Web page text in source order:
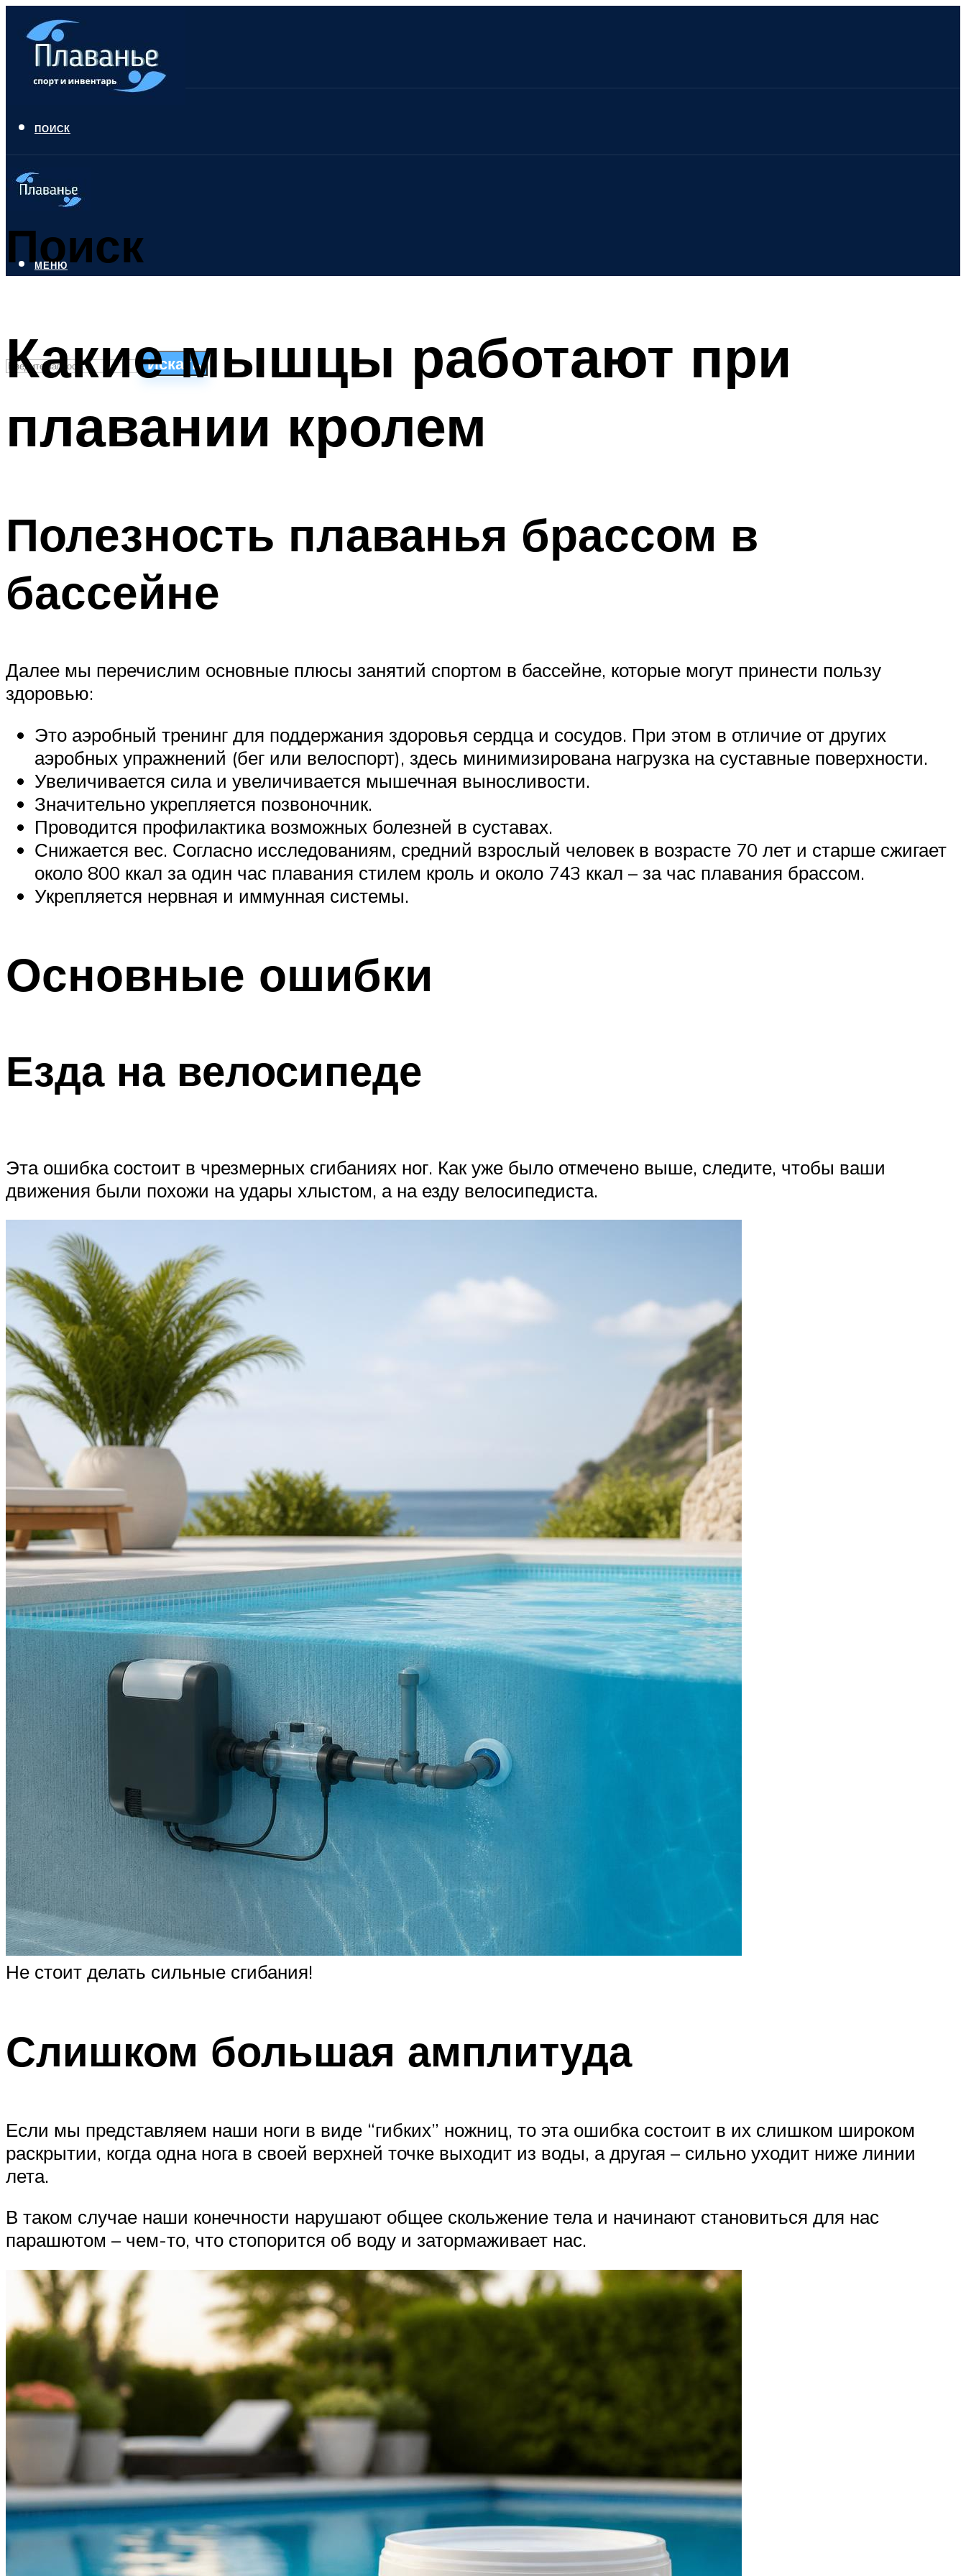
ПОИСК
Поиск
Искать
ПЛАВАНЬЕ ДЛЯ ДЕТЕЙ
ПЛАВАНЬЕ ДЛЯ ПОХУДЕНИЯ
МЕНЮ
МЕНЮ
Какие мышцы работают при
плавании кролем
Полезность плаванья брассом в
бассейне
Далее мы перечислим основные плюсы занятий спортом в бассейне, которые могут принести пользу
здоровью:
Это аэробный тренинг для поддержания здоровья сердца и сосудов. При этом в отличие от других
аэробных упражнений (бег или велоспорт), здесь минимизирована нагрузка на суставные поверхности.
Увеличивается сила и увеличивается мышечная выносливости.
Значительно укрепляется позвоночник.
Проводится профилактика возможных болезней в суставах.
Снижается вес. Согласно исследованиям, средний взрослый человек в возрасте 70 лет и старше сжигает
около 800 ккал за один час плавания стилем кроль и около 743 ккал – за час плавания брассом.
Укрепляется нервная и иммунная системы.
Основные ошибки
Езда на велосипеде
Эта ошибка состоит в чрезмерных сгибаниях ног. Как уже было отмечено выше, следите, чтобы ваши
движения были похожи на удары хлыстом, а на езду велосипедиста.
Не стоит делать сильные сгибания!
Слишком большая амплитуда
Если мы представляем наши ноги в виде “гибких” ножниц, то эта ошибка состоит в их слишком широком
раскрытии, когда одна нога в своей верхней точке выходит из воды, а другая – сильно уходит ниже линии
лета.
В таком случае наши конечности нарушают общее скольжение тела и начинают становиться для нас
парашютом – чем-то, что стопорится об воду и затормаживает нас.